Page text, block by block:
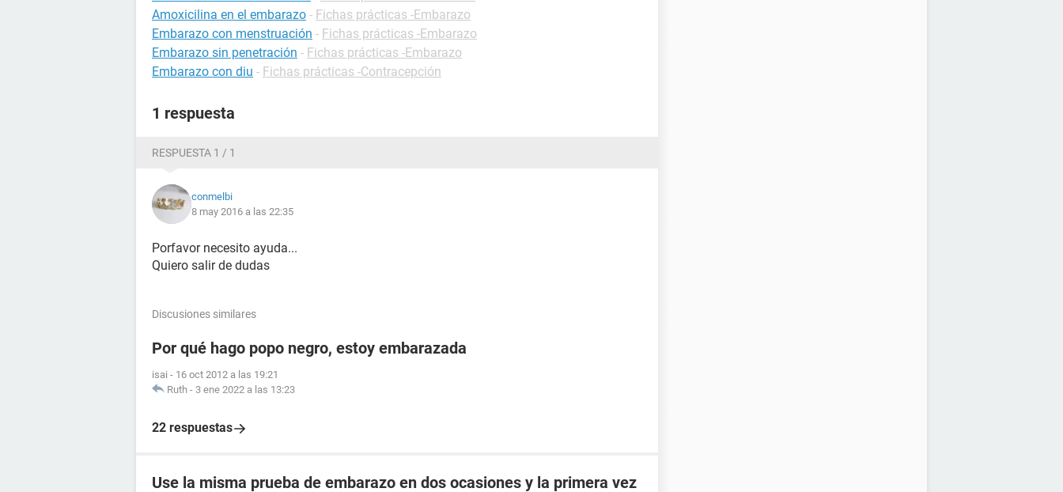
Amoxicilina en el embarazo - Fichas prácticas -Embarazo
Embarazo con menstruación - Fichas prácticas -Embarazo
Embarazo sin penetración - Fichas prácticas -Embarazo
Embarazo con diu - Fichas prácticas -Contracepción
1 respuesta
RESPUESTA 1 / 1
conmelbi
8 may 2016 a las 22:35
Porfavor necesito ayuda...
Quiero salir de dudas
Discusiones similares
Por qué hago popo negro, estoy embarazada
isai - 16 oct 2012 a las 19:21
Ruth - 3 ene 2022 a las 13:23
22 respuestas
Use la misma prueba de embarazo en dos ocasiones y la primera vez